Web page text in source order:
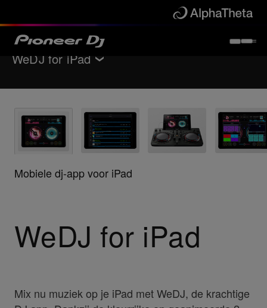
WeDJ for iPad
Belangrijkste kenmerken
Support
Mobiele dj-app voor iPad
WeDJ for iPad
Mix nu muziek op je iPad met WeDJ, de krachtige